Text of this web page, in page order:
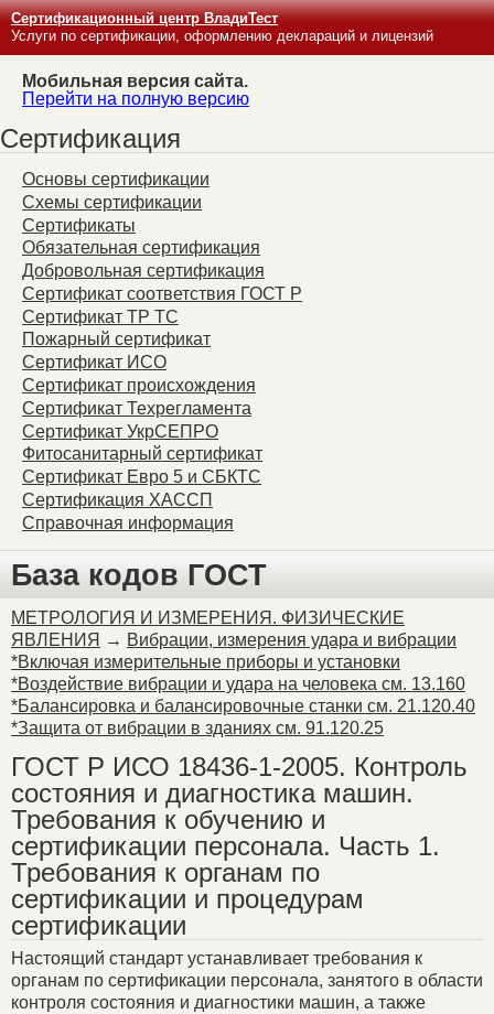
Сертификационный центр ВладиТест
Услуги по сертификации, оформлению деклараций и лицензий
Мобильная версия сайта.
Перейти на полную версию
Сертификация
Основы сертификации
Схемы сертификации
Сертификаты
Обязательная сертификация
Добровольная сертификация
Сертификат соответствия ГОСТ Р
Сертификат ТР ТС
Пожарный сертификат
Сертификат ИСО
Сертификат происхождения
Сертификат Техрегламента
Сертификат УкрСЕПРО
Фитосанитарный сертификат
Сертификат Евро 5 и СБКТС
Сертификация ХАССП
Справочная информация
База кодов ГОСТ
МЕТРОЛОГИЯ И ИЗМЕРЕНИЯ. ФИЗИЧЕСКИЕ
ЯВЛЕНИЯ → Вибрации, измерения удара и вибрации
*Включая измерительные приборы и установки
*Воздействие вибрации и удара на человека см. 13.160
*Балансировка и балансировочные станки см. 21.120.40
*Защита от вибрации в зданиях см. 91.120.25
ГОСТ Р ИСО 18436-1-2005. Контроль
состояния и диагностика машин.
Требования к обучению и
сертификации персонала. Часть 1.
Требования к органам по
сертификации и процедурам
сертификации
Настоящий стандарт устанавливает требования к
органам по сертификации персонала, занятого в области
контроля состояния и диагностики машин, а также